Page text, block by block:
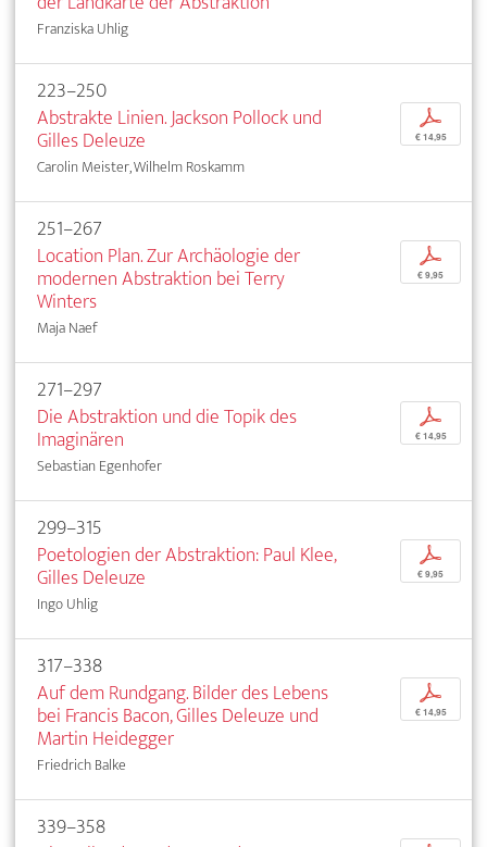
Franziska Uhlig
223–250
Abstrakte Linien. Jackson Pollock und
Gilles Deleuze
Carolin Meister, Wilhelm Roskamm
p
€ 14,95
251–267
Location Plan. Zur Archäologie der
modernen Abstraktion bei Terry
Winters
Maja Naef
p
€ 9,95
271–297
Die Abstraktion und die Topik des
Imaginären
Sebastian Egenhofer
p
€ 14,95
299–315
Poetologien der Abstraktion: Paul Klee,
Gilles Deleuze
Ingo Uhlig
p
€ 9,95
317–338
Auf dem Rundgang. Bilder des Lebens
bei Francis Bacon, Gilles Deleuze und
Martin Heidegger
Friedrich Balke
p
€ 14,95
339–358